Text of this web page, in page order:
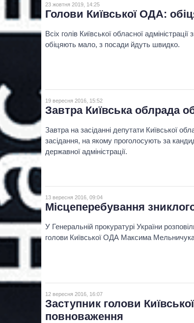
23 жовтня 2019, 14:25
Голови Київської ОДА:
Всіх голів Київської обласної
обіцяють мало, з посади йдуть швидко.
19 вересня 2016, 15:52
Завтра Київська облрада
Завтра на засіданні депутати Київської
засідання, на якому проголосують за
державної адміністрації.
13 вересня 2016, 09:04
Місцеперебування
У Генеральній прокуратурі України
голови Київської ОДА Максима
12 вересня 2016, 16:07
Заступник голови
повноваження